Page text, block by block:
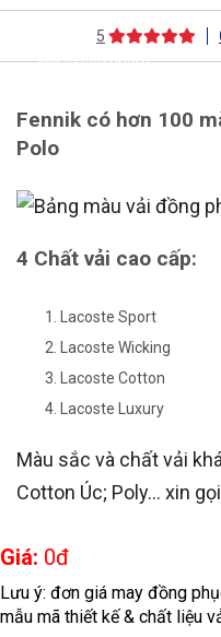
5
Mô tả sản phẩm
Fennik có hơn 100
Polo
4 Chất vải cao cấp:
Lacoste Sport
Lacoste Wicking
Lacoste Cotton
Lacoste Luxury
Màu sắc và chất vải
Cotton Úc; Poly… xin gọi
Giá: 0đ
Lưu ý: đơn giá may đồng
mẫu mã thiết kế & chất liệu